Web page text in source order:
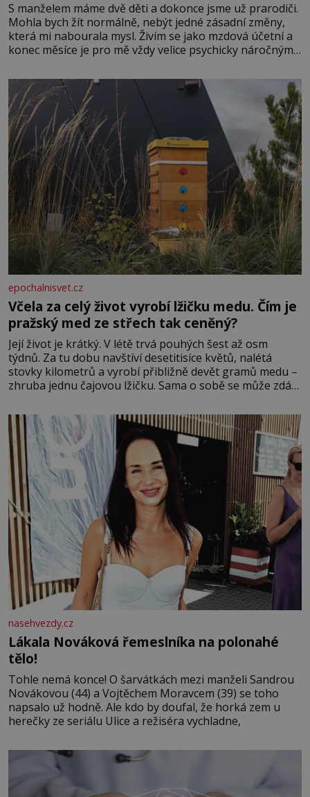
S manželem máme dvě děti a dokonce jsme už prarodiči.
Mohla bych žít normálně, nebýt jedné zásadní změny,
která mi nabourala mysl. Živím se jako mzdová účetní a
konec měsíce je pro mě vždy velice psychicky náročným
dál častěji volá o pomoc, co se hlídání týče. Dalo by se
epochalnisvet.cz
Včela za celý život vyrobí lžičku medu. Čím je
pražský med ze střech tak ceněný?
Její život je krátký. V létě trvá pouhých šest až osm
týdnů. Za tu dobu navštíví desetitisíce květů, nalétá
stovky kilometrů a vyrobí přibližně devět gramů medu –
zhruba jednu čajovou lžičku. Sama o sobě se může zdát
tisíc příslušnic svého včelstva, vznikne jeden z
nejdokonalejších organismů
nasehvezdy.cz
Lákala Nováková řemeslníka na polonahé
tělo!
Tohle nemá konce! O šarvátkách mezi manželi Sandrou
Novákovou (44) a Vojtěchem Moravcem (39) se toho
napsalo už hodně. Ale kdo by doufal, že horká zem u
herečky ze seriálu Ulice a režiséra vychladne,